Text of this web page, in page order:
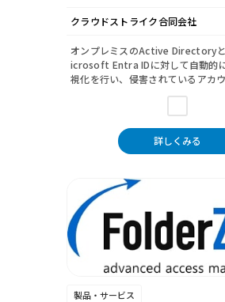
クラウドストライク合同会社
オンプレミスのActive Directory
icrosoft Entra IDに対して自動的
視化を行い、侵害されているアカ
詳しくみる
製品・サービス